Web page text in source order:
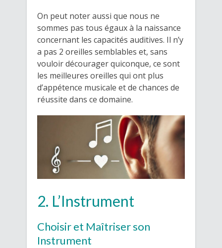
On peut noter aussi que nous ne
sommes pas tous égaux à la naissance
concernant les capacités auditives. Il n’y
a pas 2 oreilles semblables et, sans
vouloir décourager quiconque, ce sont
les meilleures oreilles qui ont plus
d’appétence musicale et de chances de
réussite dans ce domaine.
2. L’Instrument
Choisir et Maîtriser son
Instrument